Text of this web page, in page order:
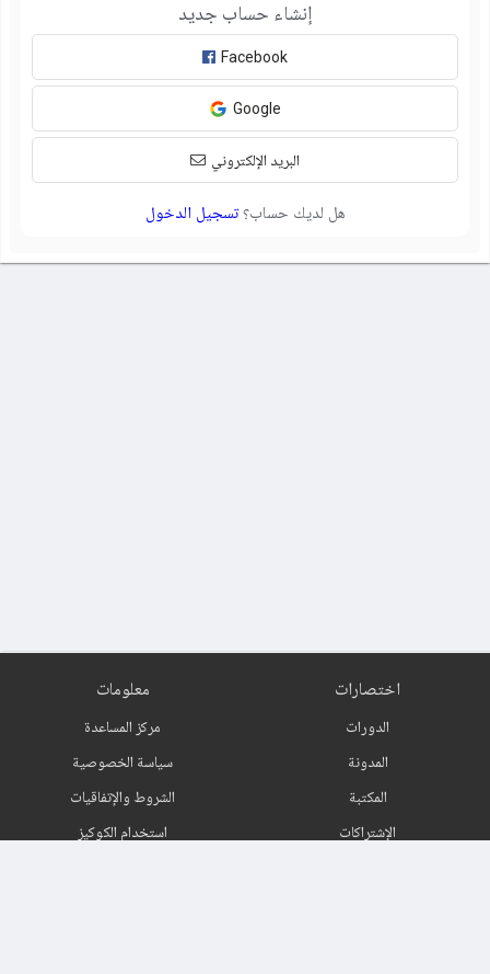
إنشاء حساب جديد
Facebook
Google
البريد الإلكتروني
هل لديك حساب؟تسجيل الدخول
اختصارات
الدورات
المدونة
المكتبة
الإشتراكات
معلومات
مركز المساعدة
سياسة الخصوصية
الشروط والإتفاقيات
استخدام الكوكيز